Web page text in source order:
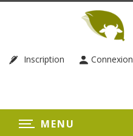
Inscription Connexion
MENU